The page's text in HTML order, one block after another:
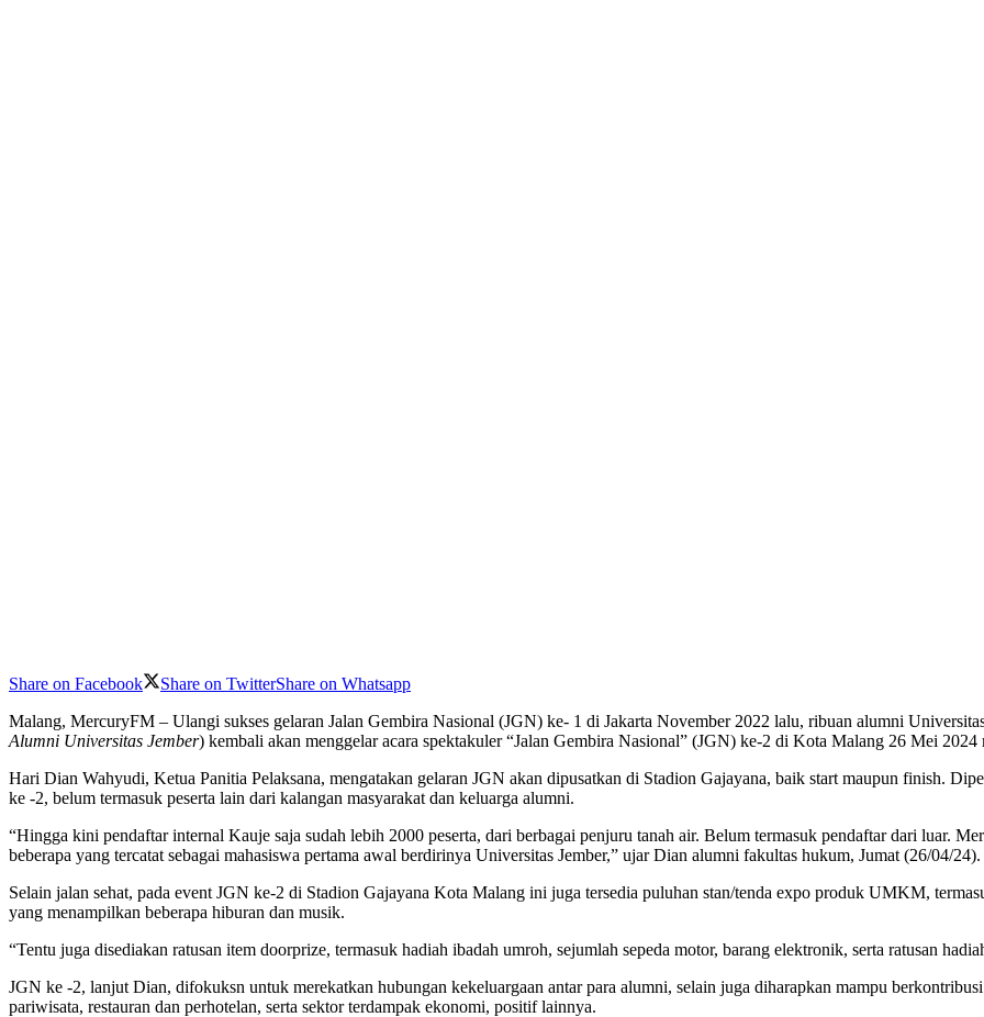
Share on Facebook Share on TwitterShare on Whatsapp
Malang, MercuryFM – Ulangi sukses gelaran Jalan Gembira Nasional (JGN) ke- 1 di Jakarta November 2022 lalu, ribuan alumni
Alumni Universitas Jember) kembali akan menggelar acara spektakuler “Jalan Gembira Nasional” (JGN) ke-2 di Kota Malang 26 Mei 2024
Hari Dian Wahyudi, Ketua Panitia Pelaksana, mengatakan gelaran JGN akan dipusatkan di Stadion Gajayana, baik start maupun finish.
ke -2, belum termasuk peserta lain dari kalangan masyarakat dan keluarga alumni.
“Hingga kini pendaftar internal Kauje saja sudah lebih 2000 peserta, dari berbagai penjuru tanah air. Belum termasuk pendaftar dari luar.
beberapa yang tercatat sebagai mahasiswa pertama awal berdirinya Universitas Jember,” ujar Dian alumni fakultas hukum, Jumat (26/04/24).
Selain jalan sehat, pada event JGN ke-2 di Stadion Gajayana Kota Malang ini juga tersedia puluhan stan/tenda expo produk UMKM,
yang menampilkan beberapa hiburan dan musik.
“Tentu juga disediakan ratusan item doorprize, termasuk hadiah ibadah umroh, sejumlah sepeda motor, barang elektronik, serta ratusan
JGN ke -2, lanjut Dian, difokuksn untuk merekatkan hubungan kekeluargaan antar para alumni, selain juga diharapkan mampu
pariwisata, restauran dan perhotelan, serta sektor terdampak ekonomi, positif lainnya.